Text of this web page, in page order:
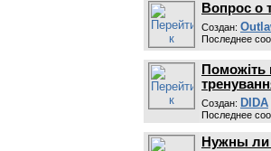
Вопрос о
Cоздан:
Последнее
Поможіть
Cоздан: DIDA
Последнее
Нужны ли